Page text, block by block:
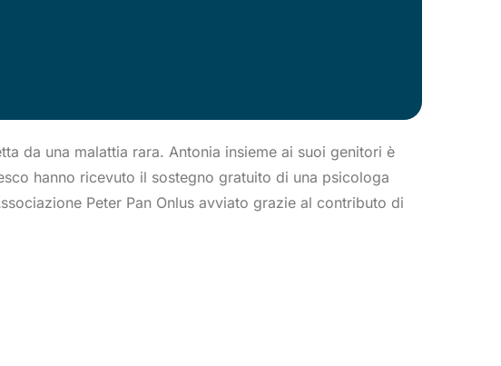
da una malattia rara. Antonia insieme ai suoi genitori è
hanno ricevuto il sostegno gratuito di una psicologa
Peter Pan Onlus avviato grazie al contributo di